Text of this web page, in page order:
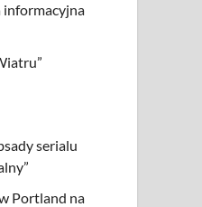
informacyjna
serialu
Portland na